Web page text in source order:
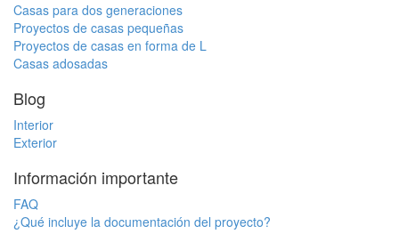
Casas para dos generaciones
Proyectos de casas pequeñas
Proyectos de casas en forma de L
Casas adosadas
Blog
Interior
Exterior
Información importante
FAQ
¿Qué incluye la documentación del proyecto?